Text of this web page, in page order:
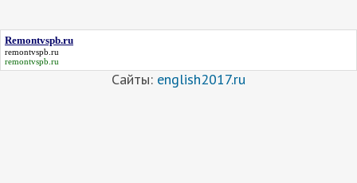
Remontvspb.ru
remontvspb.ru
remontvspb.ru
Сайты: english2017.ru